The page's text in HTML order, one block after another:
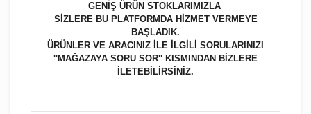
GENİŞ ÜRÜN STOKLARIMIZLA
SİZLERE BU PLATFORMDA HİZMET VERMEYE
BAŞLADIK.
ÜRÜNLER VE ARACINIZ İLE İLGİLİ SORULARINIZI
''MAĞAZAYA SORU SOR'' KISMINDAN BİZLERE
İLETEBİLİRSİNİZ.